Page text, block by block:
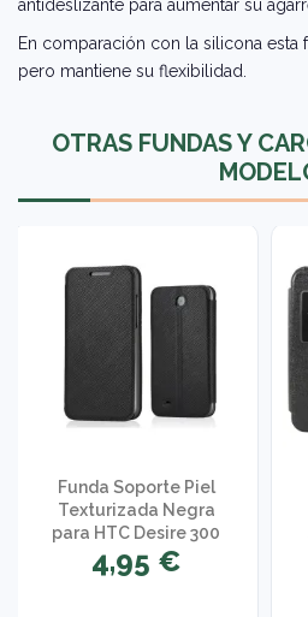
antideslizante para aumentar su
En comparación con la silicona esta
pero mantiene su flexibilidad.
OTRAS FUNDAS Y
Funda Soporte Piel
Texturizada Negra
para HTC Desire 300
4,95 €